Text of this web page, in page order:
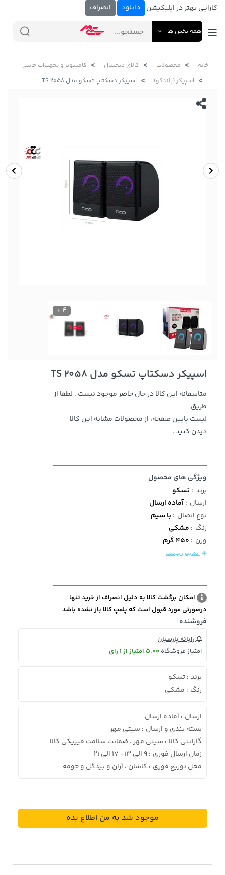
کارایی بهتر در اپلیکیشن دانلود انصراف
همه بخش ها
خانه محصولات کالای دیجیتال
کامپیوتر و تجهیزات جانبی
اسپیکر (بلندگو)
اسپیکر دسکتاپ تسکو مدل TS 2058
4 +
اسپیکر دسکتاپ تسکو مدل TS 2058
متاسفانه این کالا در حال حاضر موجود نیست . لطفا از
طریق
لیست پایین صفحه، از محصولات مشابه این کالا
دیدن کنید .
ویژگی های محصول
برند :تسکو
ارسال :آماده ارسال
نوع اتصال : با سیم
رنگ : مشکی
وزن : 450 گرم
نمایش بیشتر
امکان برگشت کالا به دلیل انصراف از خرید تنها
درصورتی مورد قبول است که پلمپ کالا باز نشده باشد
فروشنده
رایانه پارسیان
امتیاز فروشگاه 5.00 امتیاز از 1 رای
برند : تسکو
رنگ : مشکی
ارسال : آماده ارسال
بسته بندی و ارسال : سیتی مهر
گارانتی کالا : سیتی مهر ، ضمانت سلامت فیزیکی کالا
زمان ارسال فوری : 9 الی 13- 17 الی 21
محل توزیع فوری : کاشان ، آران و بیدگل و حومه
موجود شد به من اطلاع بده